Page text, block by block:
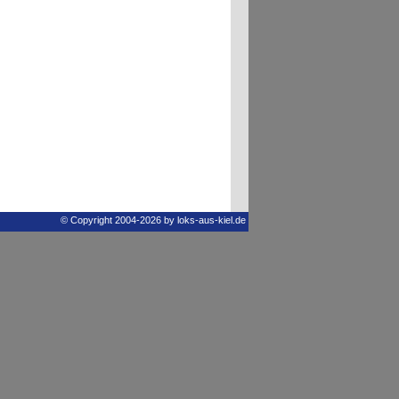
© Copyright 2004-2026 by loks-aus-kiel.de